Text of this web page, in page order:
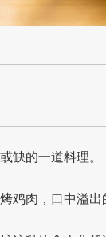
缺的一道料理。
鸡肉，口中溢